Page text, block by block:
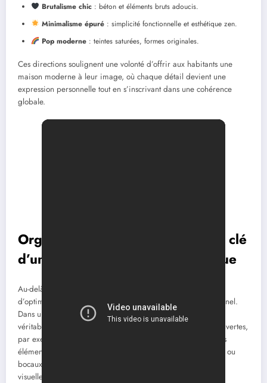
Brutalisme chic: béton et éléments bruts adoucis.
Minimalisme épuré: simplicité fonctionnelle et esthétique zen.
Pop moderne: teintes saturées, formes originales.
Ces directions soulignent une volonté d’offrir aux habitants une
maison moderne à leur image, où chaque détail devient une
expression personnelle tout en s’inscrivant dans une cohérence
globale.
Organisation et fonctionnalité : la clé
d’un intérieur tendance et pratique
Au-delà de l’esthétique, le grand défi du
d’optimiser l’espace pour le rendre à la fois beau et fonctionnel.
Dans une maison moderne, l’organisationest devenue un
véritable élément de
. Les étagères ouvertes,
par exemple, sont à la fois des solutions de rangement et des
éléments déco qui exposent soigneusement des livres, objets ou
bocaux identiques pour créer un ensemble harmonieux et
visuellement agréable.